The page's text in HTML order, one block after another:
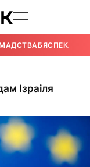
БЯСПЕКА
Ізраіля